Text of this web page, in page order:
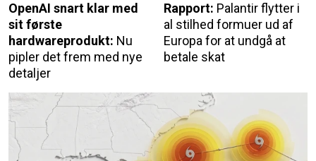
OpenAI snart klar med
sit første
hardwareprodukt: Nu
pipler det frem med nye
detaljer
Rapport: Palantir flytter i
al stilhed formuer ud af
Europa for at undgå at
betale skat